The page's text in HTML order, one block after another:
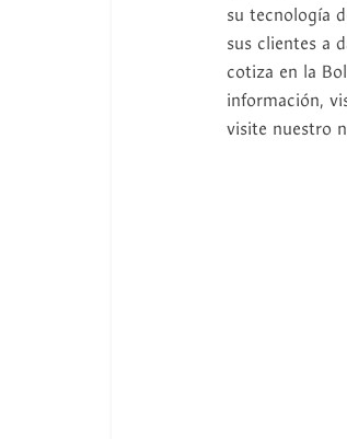
su tecnología
sus clientes a
cotiza en la
información,
visite nuestro